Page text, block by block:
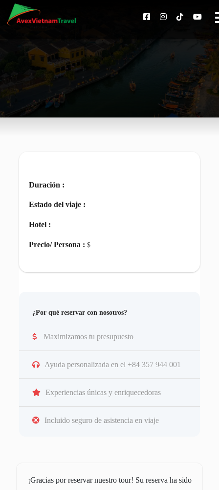
Duración :
Estado del viaje :
Hotel :
Precio/ Persona : $
¿Por qué reservar con nosotros?
Maximizamos tu presupuesto
Ayuda personalizada en el +84 357 944 001
Experiencias únicas y enriquecedoras
Incluido seguro de asistencia en viaje
¡Gracias por reservar nuestro tour! Su reserva ha sido